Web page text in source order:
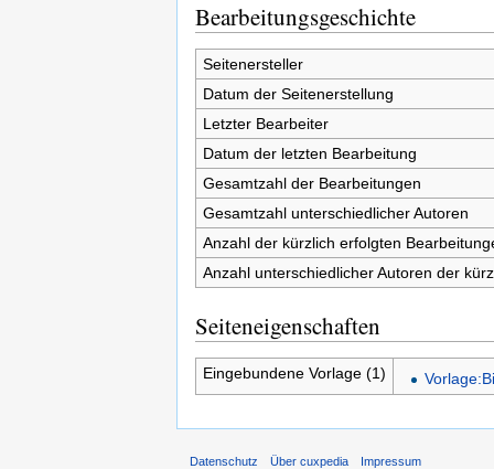
Bearbeitungsgeschichte
Seitenersteller
Datum der Seitenerstellung
Letzter Bearbeiter
Datum der letzten Bearbeitung
Gesamtzahl der Bearbeitungen
Gesamtzahl unterschiedlicher Autoren
Anzahl der kürzlich erfolgten
Anzahl unterschiedlicher Autoren der
Seiteneigenschaften
Eingebundene Vorlage (1)
Datenschutz Über cuxpedia Impressum